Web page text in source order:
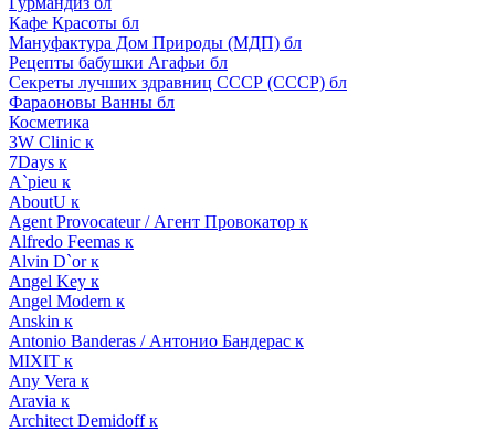
Кафе Красоты бл
Мануфактура Дом Природы (МДП) бл
Рецепты бабушки Агафьи бл
Секреты лучших здравниц СССР (СССР) бл
Фараоновы Ванны бл
Косметика
3W Clinic к
7Days к
A`pieu к
AboutU к
Agent Provocateur / Агент Провокатор к
Alfredo Feemas к
Alvin D`or к
Angel Key к
Angel Modern к
Anskin к
Antonio Banderas / Антонио Бандерас к
MIXIT к
Any Vera к
Aravia к
Architect Demidoff к